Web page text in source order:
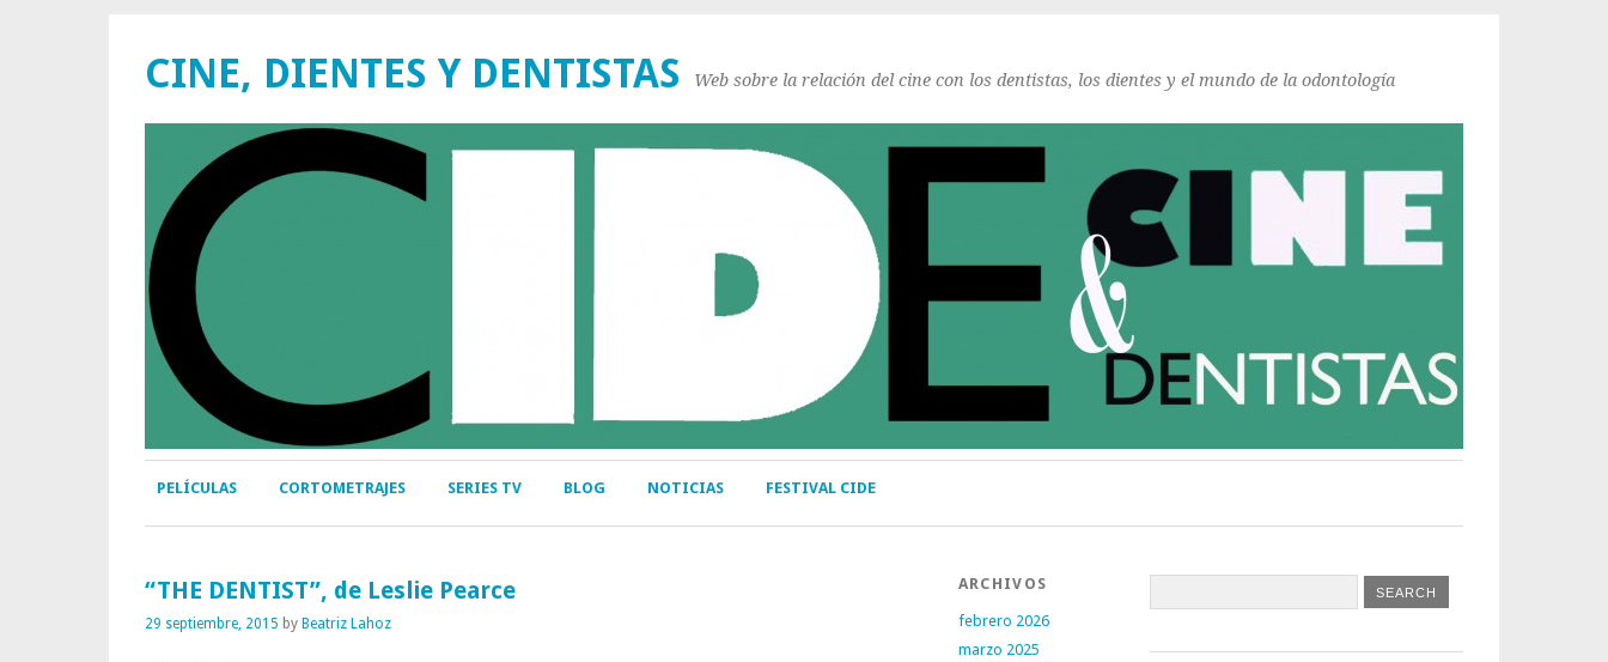
CINE, DIENTES Y DENTISTAS Web sobre la relación del cine con los dentistas, los dientes y el mundo de la odontología
PELÍCULAS CORTOMETRAJES SERIES TV BLOG NOTICIAS FESTIVAL CIDE
“THE DENTIST”, de Leslie Pearce
29 septiembre, 2015 by Beatriz Lahoz
ARCHIVOS
febrero 2026
marzo 2025